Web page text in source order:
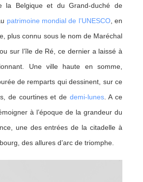
la Belgique et du Grand-duché de
patrimoine mondial de l’UNESCO, en
plus connu sous le nom de Maréchal
sur l’île de Ré, ce dernier a laissé à
Une ville haute en somme,
de remparts qui dessinent, sur ce
de courtines et de demi-lunes. A ce
à l’époque de la grandeur du
une des entrées de la citadelle à
des allures d’arc de triomphe.